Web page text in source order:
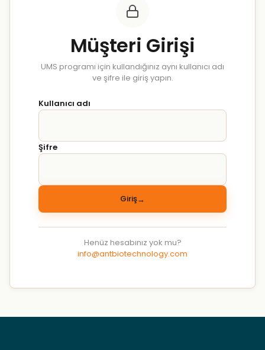
Müşteri Girişi
UMS programı için kullandığınız aynı kullanıcı adı
ve şifre ile giriş yapın.
Kullanıcı adı
Şifre
Giriş
Henüz hesabınız yok mu?
info@antbiotechnology.com